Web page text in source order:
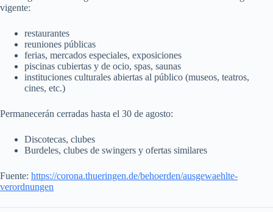
vigente:
restaurantes
reuniones públicas
ferias, mercados especiales, exposiciones
piscinas cubiertas y de ocio, spas, saunas
instituciones culturales abiertas al público (museos, teatros,
cines, etc.)
Permanecerán cerradas hasta el 30 de agosto:
Discotecas, clubes
Burdeles, clubes de swingers y ofertas similares
Fuente: https://corona.thueringen.de/behoerden/ausgewaehlte-
verordnungen